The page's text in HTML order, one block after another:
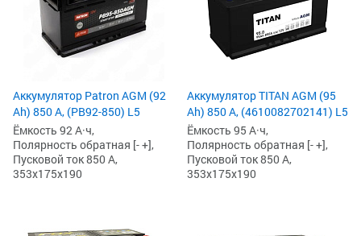
Аккумулятор Patron AGM (92
Ah) 850 А, (PB92-850) L5
Ёмкость 92 А·ч,
Полярность обратная [- +],
Пусковой ток 850 А,
353x175x190
Аккумулятор TITAN AGM (95
Ah) 850 А, (4610082702141) L5
Ёмкость 95 А·ч,
Полярность обратная [- +],
Пусковой ток 850 А,
353x175x190